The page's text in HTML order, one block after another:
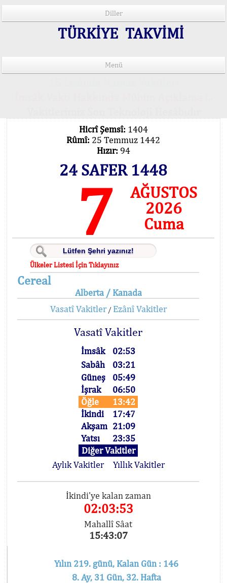
Diller
TÜRKİYE TAKVİMİ
Menü
Hicrî Şemsî: 1404
Rûmî: 25 Temmuz 1442
Hızır: 94
24 SAFER 1448
7
AĞUSTOS
2026
Cuma
Ülkeler Listesi İçin Tıklayınız
Cereal
Alberta / Kanada
Vasatî Vakitler/ Ezânî Vakitler
Vasatî Vakitler
İmsâk
02:53
Sabâh
03:21
Güneş
05:49
İşrak
06:50
Öğle
13:42
İkindi
17:47
Akşam 21:09
Yatsı
23:35
Diğer Vakitler
Aylık Vakitler
Yıllık Vakitler
İkindi'ye kalan zaman
02:03:53
Mahallî Sâat
15:43:07
Yılın 219. günü, Kalan Gün : 146
8. Ay, 31 Gün, 32. Hafta